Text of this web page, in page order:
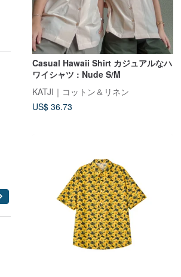
Casual Hawaii Shirt カジュアルなハ
ワイシャツ : Nude S/M
KATJI｜コットン＆リネン
US$ 36.73